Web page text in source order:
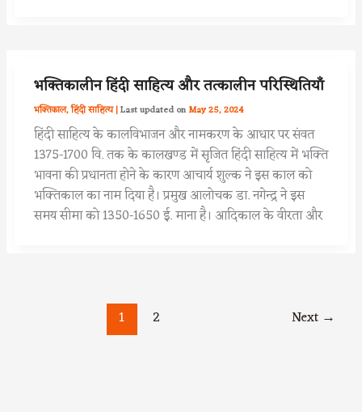
भक्तिकालीन हिंदी साहित्य और तत्कालीन परिस्थितियाँ
भक्तिकाल,हिंदी साहित्य| May 25, 2024
हिंदी साहित्य के कालविभाजन और नामकरण के आधार पर संवत
1375-1700 वि. तक के कालखण्ड में सृजित हिंदी साहित्य में भक्ति
भावना की प्रधानता होने के कारण आचार्य शुल्क ने इस काल को
भक्तिकाल का नाम दिया है। प्रमुख आलोचक डा. नगेन्द्र ने इस
समय सीमा को 1350-1650 ई. माना है। आदिकाल के वीरता और
1 2 Next →